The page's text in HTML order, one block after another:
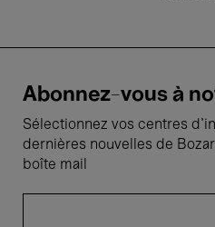
Abonnez-vous à
Sélectionnez vos centres
dernières nouvelles de
boîte mail